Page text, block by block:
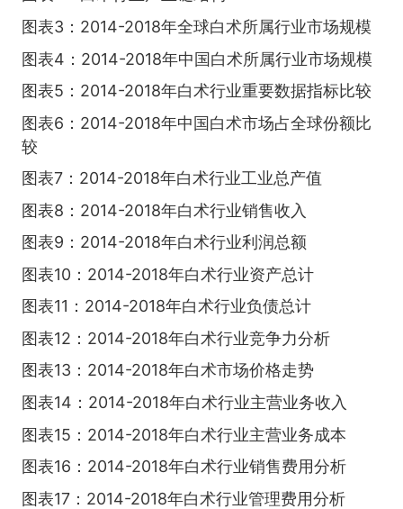
图表3：2014-2018年全球白术所属行业市场规模
图表4：2014-2018年中国白术所属行业市场规模
图表5：2014-2018年白术行业重要数据指标比较
图表6：2014-2018年中国白术市场占全球份额比
较
图表7：2014-2018年白术行业工业总产值
图表8：2014-2018年白术行业销售收入
图表9：2014-2018年白术行业利润总额
图表10：2014-2018年白术行业资产总计
图表11：2014-2018年白术行业负债总计
图表12：2014-2018年白术行业竞争力分析
图表13：2014-2018年白术市场价格走势
图表14：2014-2018年白术行业主营业务收入
图表15：2014-2018年白术行业主营业务成本
图表16：2014-2018年白术行业销售费用分析
图表17：2014-2018年白术行业管理费用分析